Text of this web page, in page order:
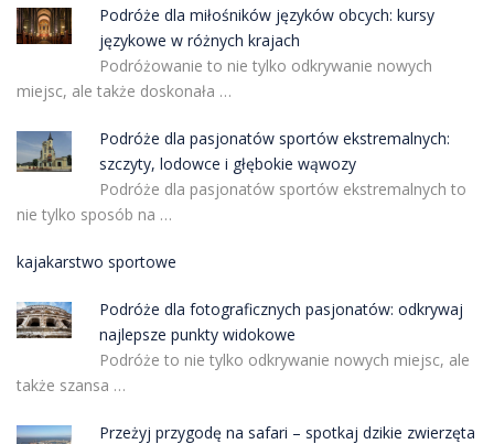
Podróże dla miłośników języków obcych: kursy
językowe w różnych krajach
Podróżowanie to nie tylko odkrywanie nowych
miejsc, ale także doskonała …
Podróże dla pasjonatów sportów ekstremalnych:
szczyty, lodowce i głębokie wąwozy
Podróże dla pasjonatów sportów ekstremalnych to
nie tylko sposób na …
kajakarstwo sportowe
Podróże dla fotograficznych pasjonatów: odkrywaj
najlepsze punkty widokowe
Podróże to nie tylko odkrywanie nowych miejsc, ale
także szansa …
Przeżyj przygodę na safari – spotkaj dzikie zwierzęta